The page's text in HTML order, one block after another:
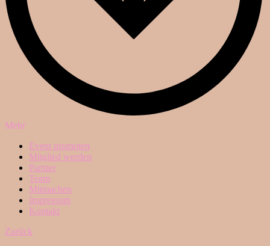
Mehr
Event promoten
Mitglied werden
Partner
Team
Mitmachen
Impressum
Kontakt
Zurück